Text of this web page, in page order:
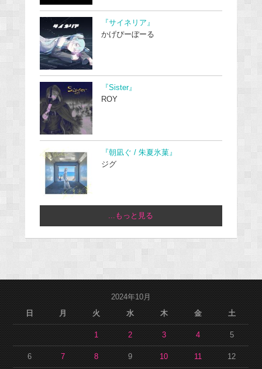
『サイネリア』
かげぴーぼーる
『Sister』
ROY
『朝凪ぐ / 朱夏氷菓』
ジグ
...もっと見る
2024年10月
日
月 火 水 木 金 土
1 2 3 4 5
6 7 8 9 10 11 12